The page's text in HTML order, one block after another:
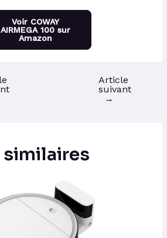
Voir COWAY
AIRMEGA 100 sur
Amazon
Article
suivant
→